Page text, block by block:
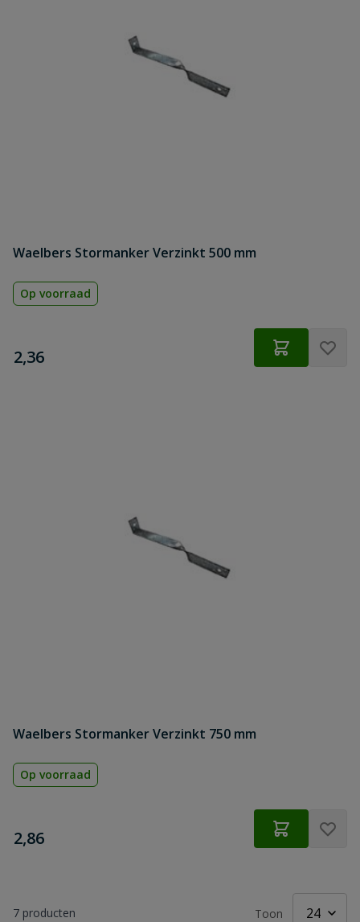
Waelbers Stormanker Verzinkt 500 mm
Op voorraad
€
2,36
Waelbers Stormanker Verzinkt 750 mm
Op voorraad
€
2,86
7 producten Toon